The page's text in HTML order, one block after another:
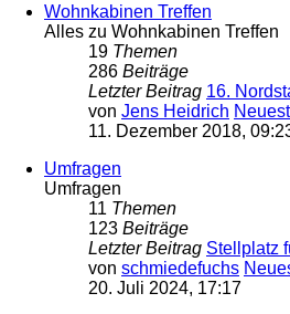
Wohnkabinen Treffen
Alles zu Wohnkabinen Treffen
19 Themen
286 Beiträge
Letzter Beitrag 16.
von Jens Heidrich
11. Dezember 2018,
Umfragen
Umfragen
11 Themen
123 Beiträge
Letzter Beitrag Stellplatz
von schmiedefuchs
20. Juli 2024, 17:17